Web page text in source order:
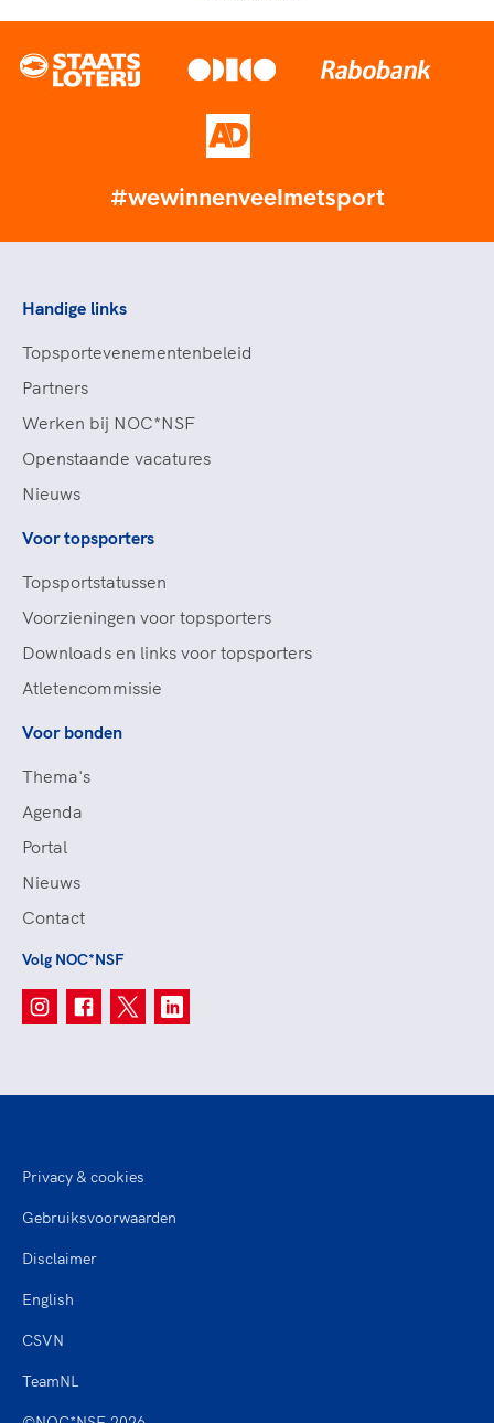
#wewinnenveelmetsport
Handige links
Topsportevenementenbeleid
Partners
Werken bij NOC*NSF
Openstaande vacatures
Nieuws
Voor topsporters
Topsportstatussen
Voorzieningen voor topsporters
Downloads en links voor topsporters
Atletencommissie
Voor bonden
Thema's
Agenda
Portal
Nieuws
Contact
Volg NOC*NSF
Privacy & cookies
Gebruiksvoorwaarden
Disclaimer
English
CSVN
TeamNL